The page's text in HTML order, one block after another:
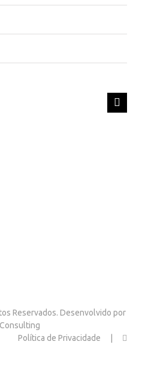
Reservados. Desenvolvido por
Política de Privacidade